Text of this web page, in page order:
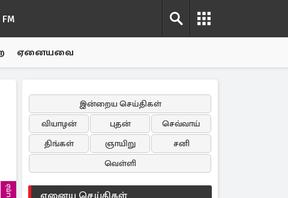
ஏனையவை
இன்றைய செய்திகள்
வியாழன்
புதன்
செவ்வாய்
திங்கள்
ஞாயிறு
சனி
வெள்ளி
ஏனைய செய்திகள்